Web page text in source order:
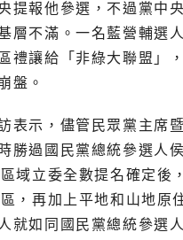
提報他參選，不過黨中
層不滿。一名藍營輔選
禮讓給「非綠大聯盟」
盤。
表示，儘管民眾黨主席
勝過國民黨總統參選人
域立委全數提名確定後
，再加上平地和山地原
就如同國民黨總統參選